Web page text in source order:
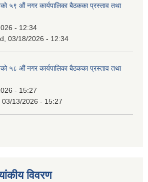
५९ औं नगर कार्यपालिका बैठकका प्रस्ताव तथा
- 12:34
03/18/2026 - 12:34
५८ औं नगर कार्यपालिका बैठकका प्रस्ताव तथा
- 15:27
03/13/2026 - 15:27
विवरण